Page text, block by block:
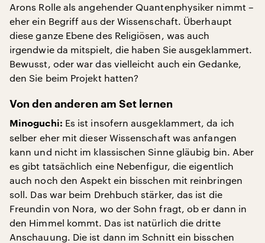
Arons Rolle als angehender Quantenphysiker nimmt –
eher ein Begriff aus der Wissenschaft. Überhaupt
diese ganze Ebene des Religiösen, was auch
irgendwie da mitspielt, die haben Sie ausgeklammert.
Bewusst, oder war das vielleicht auch ein Gedanke,
den Sie beim Projekt hatten?
Von den anderen am Set lernen
Minoguchi: Es ist insofern ausgeklammert, da ich
selber eher mit dieser Wissenschaft was anfangen
kann und nicht im klassischen Sinne gläubig bin. Aber
es gibt tatsächlich eine Nebenfigur, die eigentlich
auch noch den Aspekt ein bisschen mit reinbringen
soll. Das war beim Drehbuch stärker, das ist die
Freundin von Nora, wo der Sohn fragt, ob er dann in
den Himmel kommt. Das ist natürlich die dritte
Anschauung. Die ist dann im Schnitt ein bisschen